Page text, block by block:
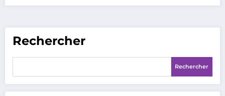
Rechercher
Rechercher